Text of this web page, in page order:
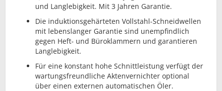
und Langlebigkeit. Mit 3 Jahren Garantie.
Die induktionsgehärteten Vollstahl-Schneidwellen
mit lebenslanger Garantie sind unempfindlich
gegen Heft- und Büroklammern und garantieren
Langlebigkeit.
Für eine konstant hohe Schnittleistung verfügt der
wartungsfreundliche Aktenvernichter optional
über einen externen automatischen Öler.